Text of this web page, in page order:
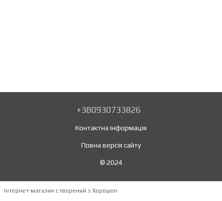
+380930733826
Контактна інформація
Повна версія сайту
© 2024
Інтернет-магазин створений з Хорошоп